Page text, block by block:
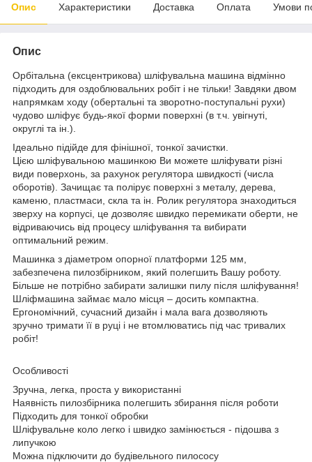
Опис Характеристики Доставка Оплата Умови
Опис
Орбітальна (ексцентрикова) шліфувальна машина відмінно
підходить для оздоблювальних робіт і не тільки! Завдяки двом
напрямкам ходу (обертальні та зворотно-поступальні рухи)
чудово шліфує будь-якої форми поверхні (в т.ч. увігнуті,
округлі та ін.).
Ідеально підійде для фінішної, тонкої зачистки.
Цією шліфувальною машинкою Ви можете шліфувати різні
види поверхонь, за рахунок регулятора швидкості (числа
оборотів). Зачищає та полірує поверхні з металу, дерева,
каменю, пластмаси, скла та ін. Ролик регулятора знаходиться
зверху на корпусі, це дозволяє швидко перемикати оберти, не
відриваючись від процесу шліфування та вибирати
оптимальний режим.
Машинка з діаметром опорної платформи 125 мм,
забезпечена пилозбірником, який полегшить Вашу роботу.
Більше не потрібно забирати залишки пилу після шліфування!
Шліфмашина займає мало місця – досить компактна.
Ергономічний, сучасний дизайн і мала вага дозволяють
зручно тримати її в руці і не втомлюватись під час тривалих
робіт!
Особливості
Зручна, легка, проста у використанні
Наявність пилозбірника полегшить збирання після роботи
Підходить для тонкої обробки
Шліфувальне коло легко і швидко замінюється - підошва з
липучкою
Можна підключити до будівельного пилососу